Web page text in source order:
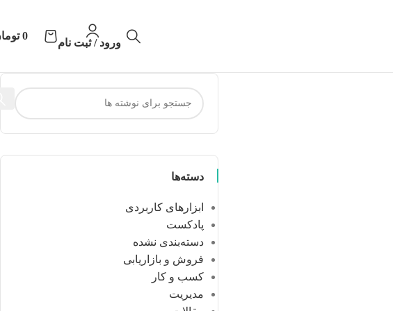
ورود / ثبت نام
0
دسته‌ها
ابزارهای کاربردی
پادکست
دسته‌بندی نشده
فروش و بازاریابی
کسب و کار
مدیریت